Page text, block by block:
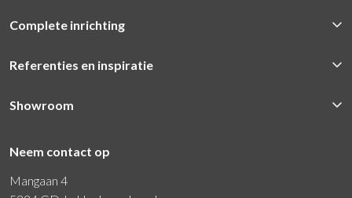
Complete inrichting
Referenties en inspiratie
Showroom
Neem contact op
Mangaan 4